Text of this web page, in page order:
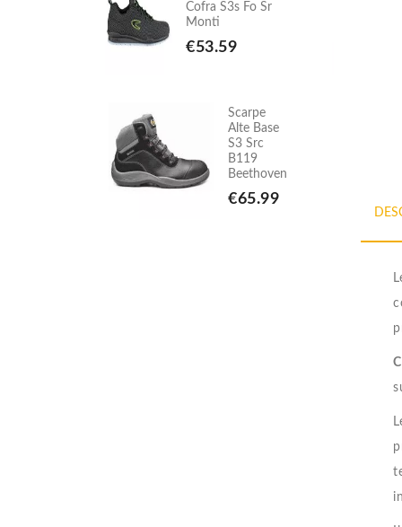
Cofra S3s Fo Sr
Monti
€53.59
Scarpe
Alte Base
S3 Src
B119
Beethoven
€65.99